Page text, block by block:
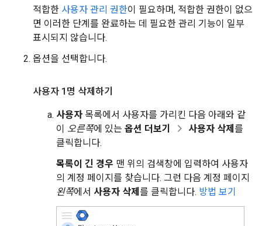
적합한 사용자 관리 권한이 필요하며, 적합한 권한이 없으
면 이러한 단계를 완료하는 데 필요한 관리 기능이 일부
표시되지 않습니다.
옵션을 선택합니다.
사용자 1명 삭제하기
사용자 목록에서 사용자를 가리킨 다음 아래와 같
이 오른쪽에 있는 옵션 더보기 사용자 삭제 를
클릭합니다.
목록이 긴 경우 맨 위의 검색창에 입력하여 사용자
의 계정 페이지를 찾습니다. 그런 다음 계정 페이지
왼쪽에서 사용자 삭제 를 클릭합니다. 방법 보기